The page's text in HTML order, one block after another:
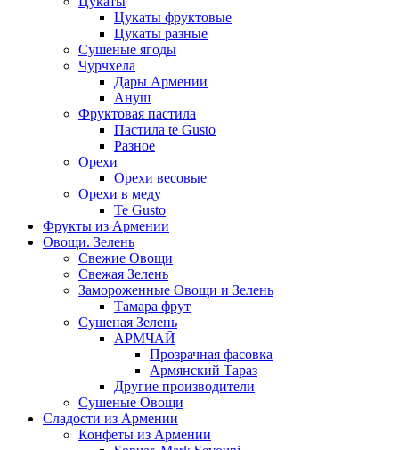
Цукаты фруктовые
Цукаты разные
Сушеные ягоды
Чурчхела
Дары Армении
Ануш
Фруктовая пастила
Пастила te Gusto
Разное
Орехи
Орехи весовые
Орехи в меду
Te Gusto
Фрукты из Армении
Овощи. Зелень
Свежие Овощи
Свежая Зелень
Замороженные Овощи и Зелень
Тамара фрут
Сушеная Зелень
АРМЧАЙ
Прозрачная фасовка
Армянский Тараз
Другие производители
Сушеные Овощи
Сладости из Армении
Конфеты из Армении